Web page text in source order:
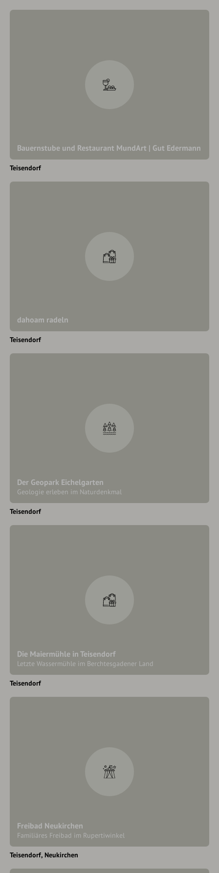
Bauernstube und Restaurant MundArt | Gut Edermann
Teisendorf
dahoam radeln
Teisendorf
Der Geopark Eichelgarten
Geologie erleben im Naturdenkmal
Teisendorf
Die Maiermühle in Teisendorf
Letzte Wassermühle im Berchtesgadener Land
Teisendorf
Freibad Neukirchen
Familiäres Freibad im Rupertiwinkel
Teisendorf Neukirchen